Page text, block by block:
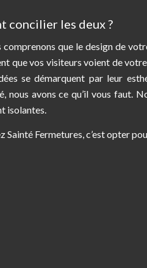
concilier les deux ?
que le design de
que vos visiteurs voient de
se démarquent par leur
nous avons ce qu’il vous faut.
isolantes.
Sainté Fermetures, c’est opter